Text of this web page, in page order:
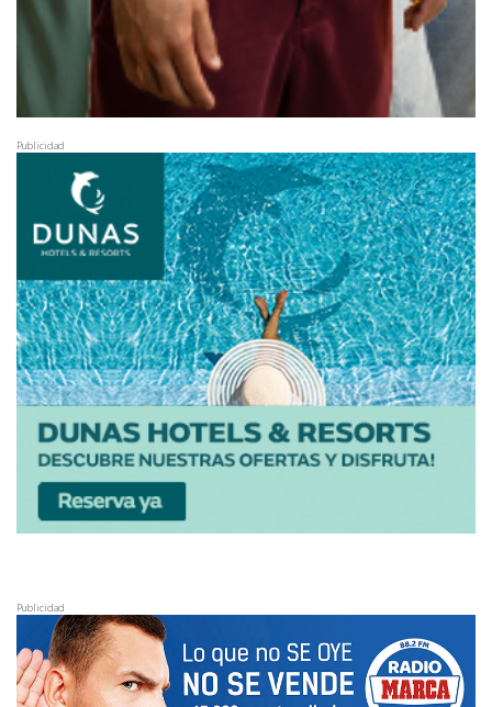
Publicidad
Publicidad